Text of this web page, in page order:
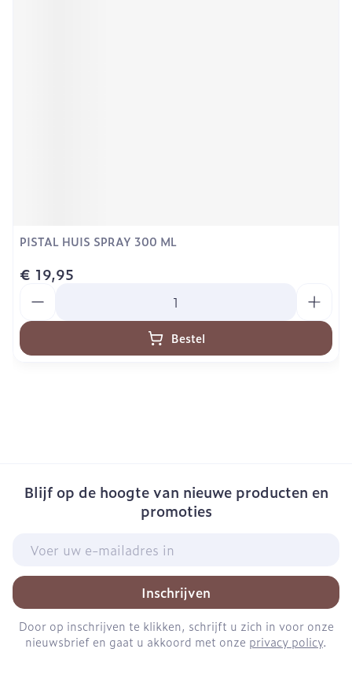
PISTAL HUIS SPRAY 300 ML
€ 19,95
Bestel
Blijf op de hoogte van nieuwe producten en
promoties
Inschrijven
Door op inschrijven te klikken, schrijft u zich in voor onze
nieuwsbrief en gaat u akkoord met onze privacy policy.